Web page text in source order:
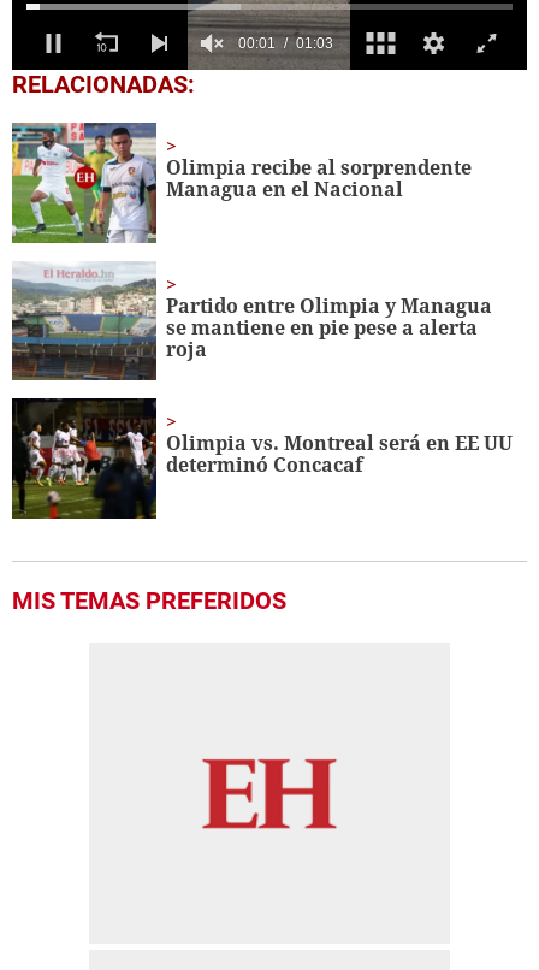
0
seconds
1
minute,
3
seconds
RELACIONADAS:
Olimpia recibe al sorprendente
Managua en el Nacional
Partido entre Olimpia y Managua
se mantiene en pie pese a alerta
roja
Olimpia vs. Montreal será en EE UU
determinó Concacaf
MIS TEMAS PREFERIDOS